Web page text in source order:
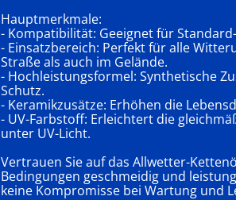
Hauptmerkmale:
- Kompatibilität: Geeignet für
- Einsatzbereich: Perfekt für alle
Straße als auch im Gelände.
- Hochleistungsformel: Synthetische
Schutz.
- Keramikzusätze: Erhöhen die
- UV-Farbstoff: Erleichtert die
unter UV-Licht.
Vertrauen Sie auf das Allwetter-
Bedingungen geschmeidig und
keine Kompromisse bei Wartung und